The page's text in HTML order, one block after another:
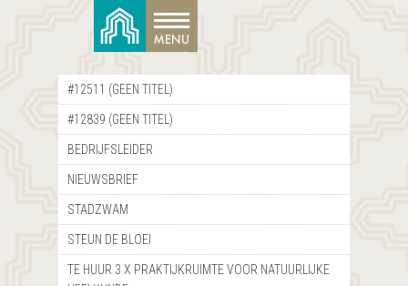
#12511 (GEEN TITEL)
#12839 (GEEN TITEL)
BEDRIJFSLEIDER
NIEUWSBRIEF
STADZWAM
STEUN DE BLOEI
TE HUUR 3 X PRAKTIJKRUIMTE VOOR NATUURLIJKE